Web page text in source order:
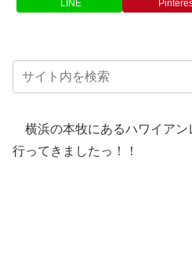
LINE
横浜の本牧にあるハワイアン
行ってきましたっ！！